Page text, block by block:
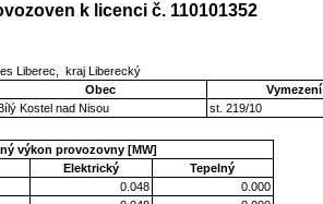
k licenci č. 110101352
Liberec, kraj Liberecký
Obec
Vymezení
Kostel nad Nisou st. 219/10
výkon provozovny [MW]
Elektrický
Tepelný
0.048
0.000